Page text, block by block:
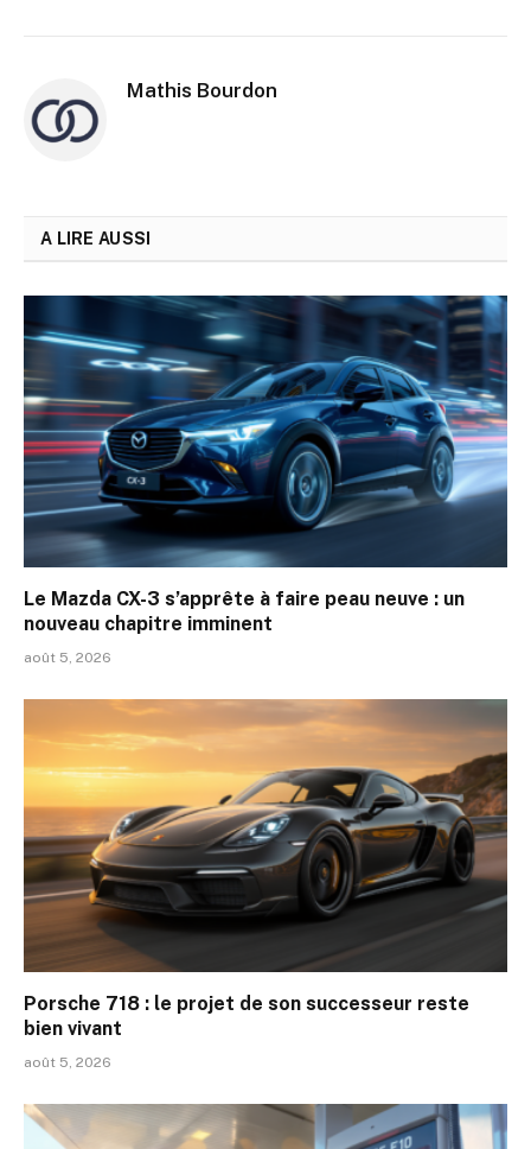
Mathis Bourdon
A LIRE AUSSI
Le Mazda CX-3 s’apprête à faire peau neuve : un
nouveau chapitre imminent
août 5, 2026
Porsche 718 : le projet de son successeur reste
bien vivant
août 5, 2026